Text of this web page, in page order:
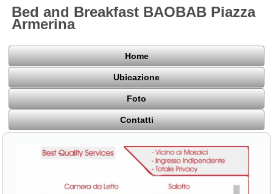
Bed and Breakfast BAOBAB Piazza
Armerina
Home
Ubicazione
Foto
Contatti